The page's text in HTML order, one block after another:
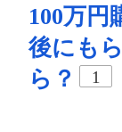
100万円
後にも
ら？
1